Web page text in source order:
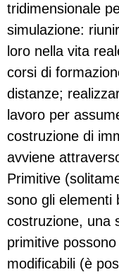
tridimensionale
simulazione:
loro nella vita
corsi di
distanze;
lavoro per
costruzione di
avviene
Primitive
sono gli elementi
costruzione, una
primitive
modificabili (è